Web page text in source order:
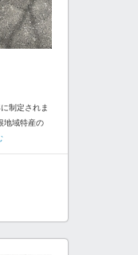
制定されま
地域特産の